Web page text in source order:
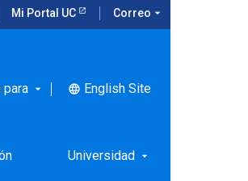
Mi Portal UC Correo arrow_drop_down
para arrow_drop_down language English Site
Universidad arrow_drop_down